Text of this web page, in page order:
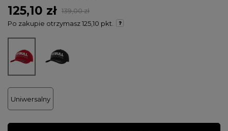
125,10 zł
139,00 zł
Po zakupie otrzymasz125,10 pkt.
Uniwersalny